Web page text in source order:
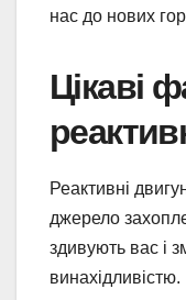
нас до нових
Цікаві
Реактивні
джерело
здивують вас і
винахідливістю.